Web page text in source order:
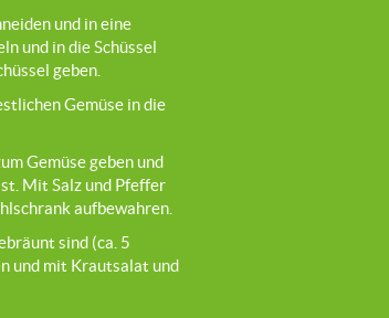
und in eine
und in die Schüssel
geben.
Gemüse in die
Gemüse geben und
Mit Salz und Pfeffer
aufbewahren.
sind (ca. 5
und mit Krautsalat und